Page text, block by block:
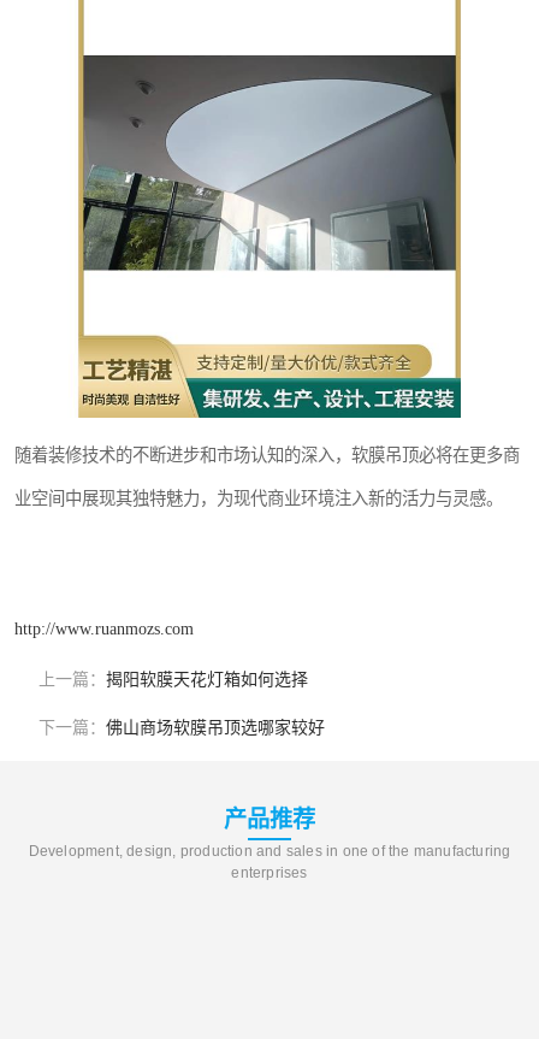
随着装修技术的不断进步和市场认知的深入，软膜吊顶必将在更多商
业空间中展现其独特魅力，为现代商业环境注入新的活力与灵感。
http://www.ruanmozs.com
上一篇： 揭阳软膜天花灯箱如何选择
下一篇： 佛山商场软膜吊顶选哪家较好
产品推荐
Development, design, production and sales in one of the manufacturing
enterprises